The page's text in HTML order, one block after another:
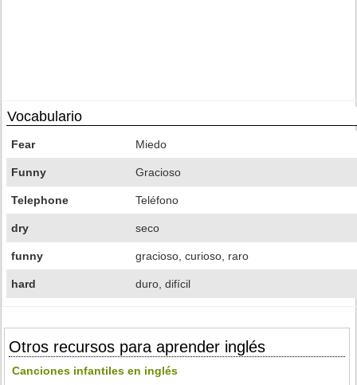
Vocabulario
Fear Miedo
Funny Gracioso
Telephone Teléfono
dry seco
funny gracioso, curioso, raro
hard duro, difícil
Otros recursos para aprender inglés
Canciones infantiles en inglés